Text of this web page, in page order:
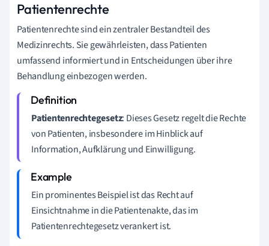
Patientenrechte
Patientenrechte sind ein zentraler Bestandteil des
Medizinrechts. Sie gewährleisten, dass Patienten
umfassend informiert und in Entscheidungen über ihre
Behandlung einbezogen werden.
Patientenrechtegesetz: Dieses Gesetz regelt die Rechte
von Patienten, insbesondere im Hinblick auf
Information, Aufklärung und Einwilligung.
Ein prominentes Beispiel ist das Recht auf
Einsichtnahme in die Patientenakte, das im
Patientenrechtegesetz verankert ist.